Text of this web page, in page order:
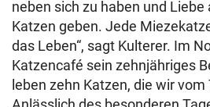
neben sich zu haben und
Katzen geben. Jede
das Leben“, sagt Kulterer. Im
Katzencafé sein zehnjähriges
leben zehn Katzen, die wir